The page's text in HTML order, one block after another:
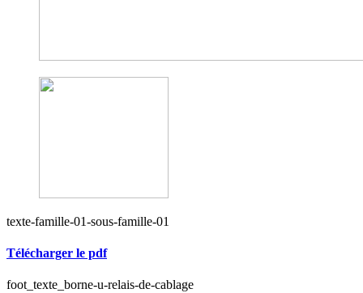
texte-famille-01-sous-famille-01
Télécharger le pdf
foot_texte_borne-u-relais-de-cablage